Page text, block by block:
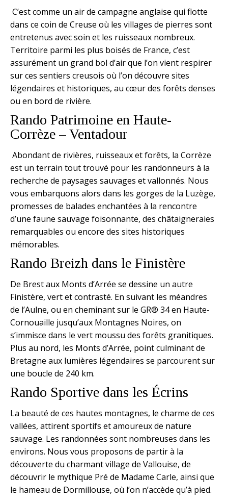
C’est comme un air de campagne anglaise qui flotte
dans ce coin de Creuse où les villages de pierres sont
entretenus avec soin et les ruisseaux nombreux.
Territoire parmi les plus boisés de France, c’est
assurément un grand bol d’air que l’on vient respirer
sur ces sentiers creusois où l’on découvre sites
légendaires et historiques, au cœur des forêts denses
ou en bord de rivière.
Rando Patrimoine en Haute-
Corrèze – Ventadour
Abondant de rivières, ruisseaux et forêts, la Corrèze
est un terrain tout trouvé pour les randonneurs à la
recherche de paysages sauvages et vallonnés. Nous
vous embarquons alors dans les gorges de la Luzège,
promesses de balades enchantées à la rencontre
d’une faune sauvage foisonnante, des châtaigneraies
remarquables ou encore des sites historiques
mémorables.
Rando Breizh dans le Finistère
De Brest aux Monts d’Arrée se dessine un autre
Finistère, vert et contrasté. En suivant les méandres
de l’Aulne, ou en cheminant sur le GR® 34 en Haute-
Cornouaille jusqu’aux Montagnes Noires, on
s’immisce dans le vert moussu des forêts granitiques.
Plus au nord, les Monts d’Arrée, point culminant de
Bretagne aux lumières légendaires se parcourent sur
une boucle de 240 km.
Rando Sportive dans les Écrins
La beauté de ces hautes montagnes, le charme de ces
vallées, attirent sportifs et amoureux de nature
sauvage. Les randonnées sont nombreuses dans les
environs. Nous vous proposons de partir à la
découverte du charmant village de Vallouise, de
découvrir le mythique Pré de Madame Carle, ainsi que
le hameau de Dormillouse, où l’on n’accède qu’à pied.